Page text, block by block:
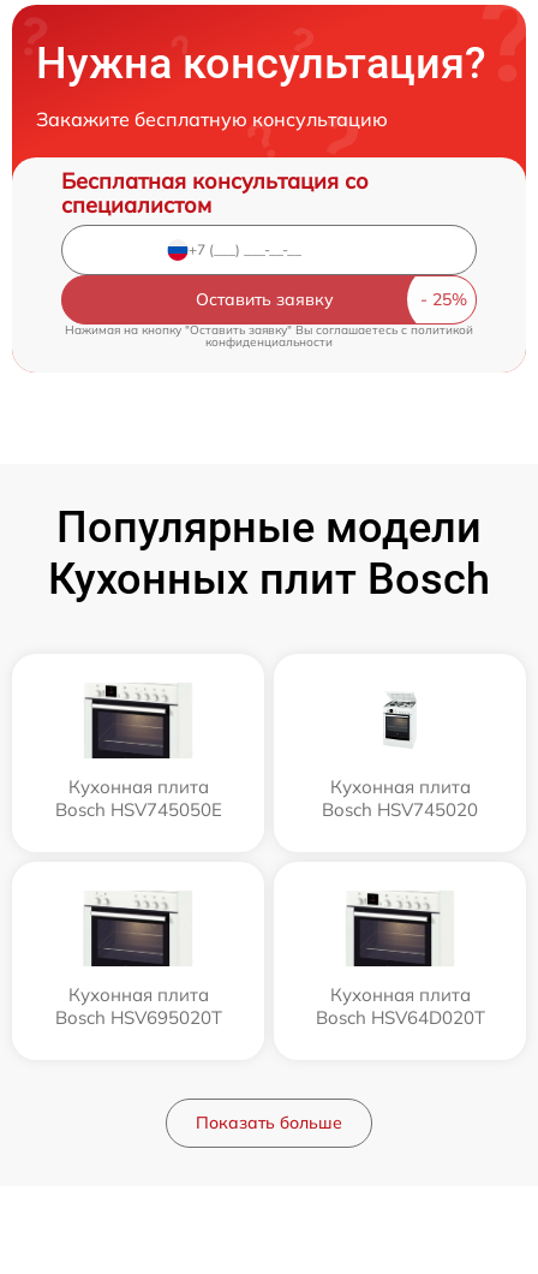
Нужна консультация?
Закажите бесплатную консультацию
Бесплатная консультация со
специалистом
Оставить заявку
Нажимая на кнопку "Оставить заявку" Вы соглашаетесь cполитикой
конфиденциальности
Популярные модели
Кухонных плит Bosch
Кухонная плита
Bosch HSV745050E
Кухонная плита
Bosch HSV745020
Кухонная плита
Bosch HSV695020T
Кухонная плита
Bosch HSV64D020T
Показать больше